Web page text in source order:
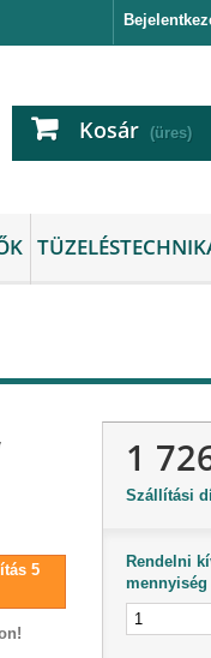
Kosár (üres)
5
1
Szállítási
Rendelni
mennyiség